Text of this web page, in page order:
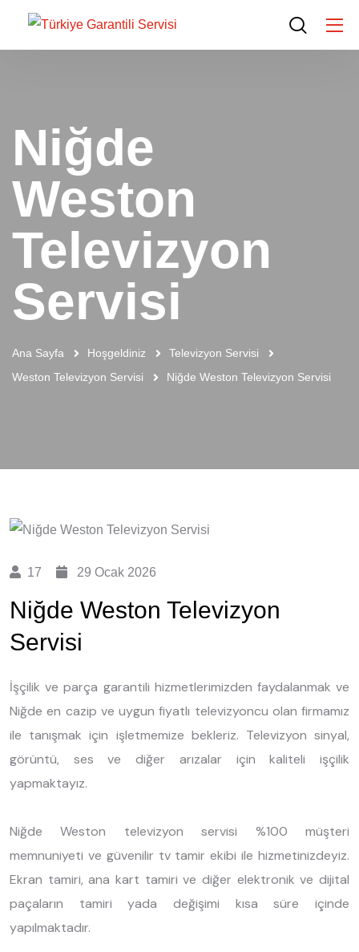
Niğde
Weston
Televizyon
Servisi
Ana Sayfa Hoşgeldiniz
Televizyon Servisi
Weston Televizyon Servisi
Niğde Weston Televizyon Servisi
17 29 Ocak 2026
Niğde Weston Televizyon
Servisi
İşçilik ve parça garantili hizmetlerimizden faydalanmak ve
Niğde en cazip ve uygun fiyatlı televizyoncu olan firmamız
ile tanışmak için işletmemize bekleriz. Televizyon sinyal,
görüntü, ses ve diğer arızalar için kaliteli işçilik
yapmaktayız.
Niğde Weston televizyon servisi %100 müşteri
memnuniyeti ve güvenilir tv tamir ekibi ile hizmetinizdeyiz.
Ekran tamiri, ana kart tamiri ve diğer elektronik ve dijital
paçaların tamiri yada değişimi kısa süre içinde
yapılmaktadır.